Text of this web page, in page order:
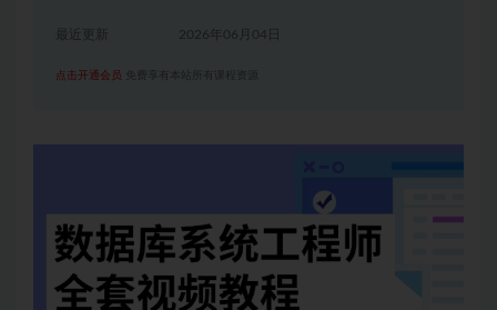
2026年06月04日
点击开通会员 免费享有本站所有课程资源